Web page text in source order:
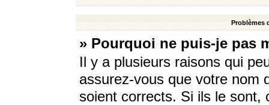
Problèmes
» Pourquoi ne puis-je pas
Il y a plusieurs raisons qui
assurez-vous que votre nom
soient corrects. Si ils le sont,